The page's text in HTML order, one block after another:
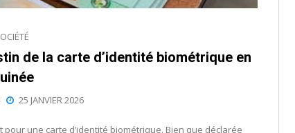
de la carte d’identité biométrique en
25 JANVIER 2026
pour une carte d’identité biométrique. Bien que déclarée